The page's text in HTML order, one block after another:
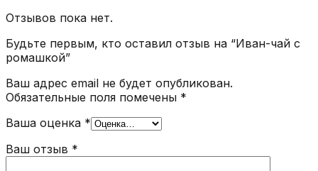
Отзывов пока нет.
Будьте первым, кто оставил отзыв на “Иван-чай с
ромашкой”
Ваш адрес email не будет опубликован.
Обязательные поля помечены *
Ваша оценка *
Ваш отзыв *